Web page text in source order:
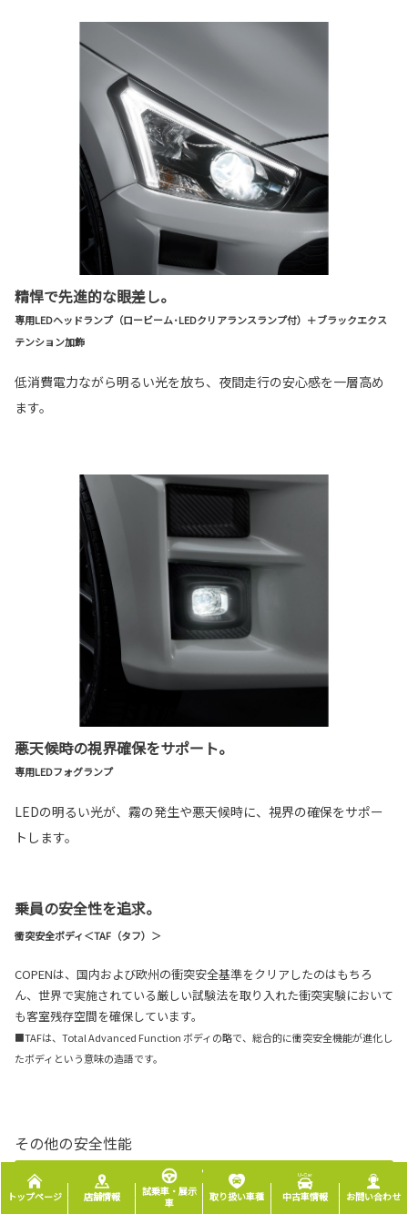
精悍で先進的な眼差し。
専用LEDヘッドランプ（ロービーム･LEDクリアランスランプ付）＋ブラックエクス
テンション加飾
低消費電力ながら明るい光を放ち、夜間走行の安心感を一層高め
ます。
悪天候時の視界確保をサポート。
専用LEDフォグランプ
LEDの明るい光が、霧の発生や悪天候時に、視界の確保をサポー
トします。
乗員の安全性を追求。
衝突安全ボディ＜TAF（タフ）＞
COPENは、国内および欧州の衝突安全基準をクリアしたのはもちろ
ん、世界で実施されている厳しい試験法を取り入れた衝突実験において
も客室残存空間を確保しています。
■TAFは、Total Advanced Function ボディの略で、総合的に衝突安全機能が進化し
たボディという意味の造語です。
その他の安全性能
トップページ 店舗情報
試乗車・展示
車
取り扱い車種 中古車情報 お問い合わせ